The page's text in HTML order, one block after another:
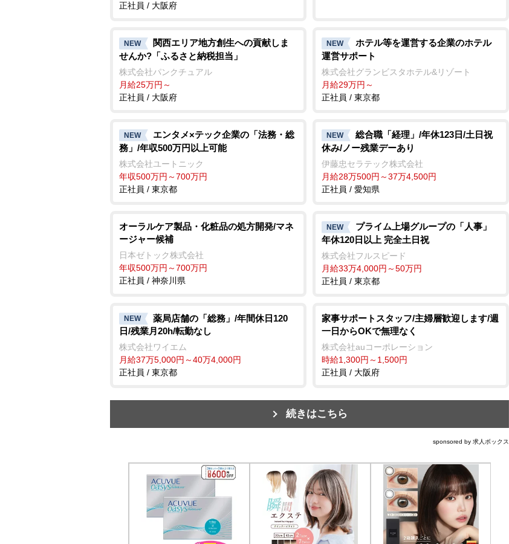
正社員 / 大阪府
NEW
関西エリア地方創生への貢献しま
せんか?「ふるさと納税担当」
株式会社パンクチュアル
月給25万円～
正社員 / 大阪府
NEW
ホテル等を運営する企業のホテル
運営サポート
株式会社グランビスタホテル&リゾート
月給29万円～
正社員 / 東京都
NEW
エンタメ×テック企業の「法務・総
務」/年収500万円以上可能
株式会社ユートニック
年収500万円～700万円
正社員 / 東京都
NEW
総合職「経理」/年休123日/土日祝
休み/ノー残業デーあり
伊藤忠セラテック株式会社
月給28万500円～37万4,500円
正社員 / 愛知県
オーラルケア製品・化粧品の処方開発/マネ
ージャー候補
日本ゼトック株式会社
年収500万円～700万円
正社員 / 神奈川県
NEW
プライム上場グループの「人事」
年休120日以上 完全土日祝
株式会社フルスピード
月給33万4,000円～50万円
正社員 / 東京都
NEW
薬局店舗の「総務」/年間休日120
日/残業月20h/転勤なし
株式会社ワイエム
月給37万5,000円～40万4,000円
正社員 / 東京都
家事サポートスタッフ/主婦層歓迎します/週
一日からOKで無理なく
株式会社auコーポレーション
時給1,300円～1,500円
正社員 / 大阪府
続きはこちら
sponsored by 求人ボックス